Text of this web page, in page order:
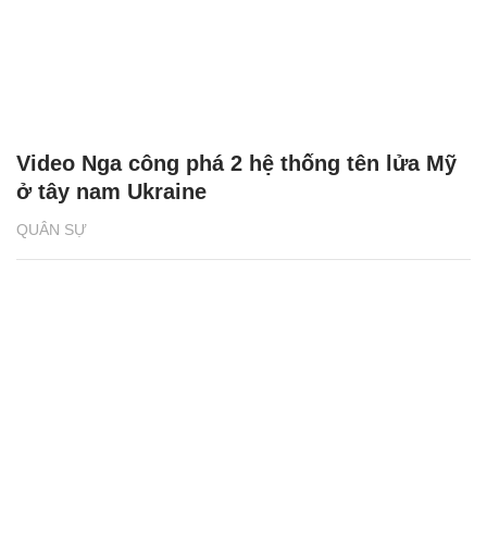
QUÂN SỰ
Video Nga công phá 2 hệ thống tên lửa Mỹ
ở tây nam Ukraine